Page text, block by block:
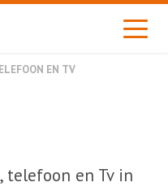
EN TV
telefoon en Tv in